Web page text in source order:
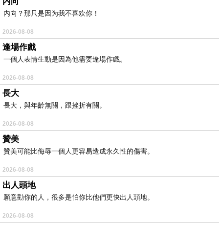
内向？那只是因为我不喜欢你！
2026-08-08
逢場作戲
一個人表情生動是因為他需要逢場作戲。
2026-08-08
長大
長大，與年齡無關，跟挫折有關。
2026-08-08
贊美
贊美可能比侮辱一個人更容易造成永久性的傷害。
2026-08-08
出人頭地
願意勸你的人，很多是怕你比他們更快出人頭地。
2026-08-08